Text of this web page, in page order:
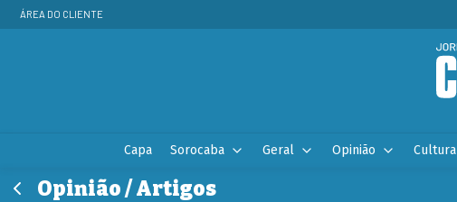
ÁREA DO CLIENTE
Capa Sorocaba Geral Opinião Cultura
Opinião / Artigos